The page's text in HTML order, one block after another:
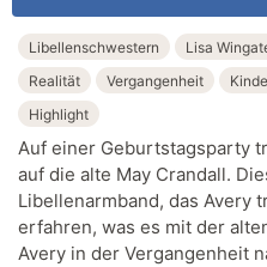
Libellenschwestern Lisa
Realität
Vergangenheit
Highlight
Auf einer Geburtstagsparty
auf die alte May Crandall.
Libellenarmband, das Avery
erfahren, was es mit der
Avery in der Vergangenheit